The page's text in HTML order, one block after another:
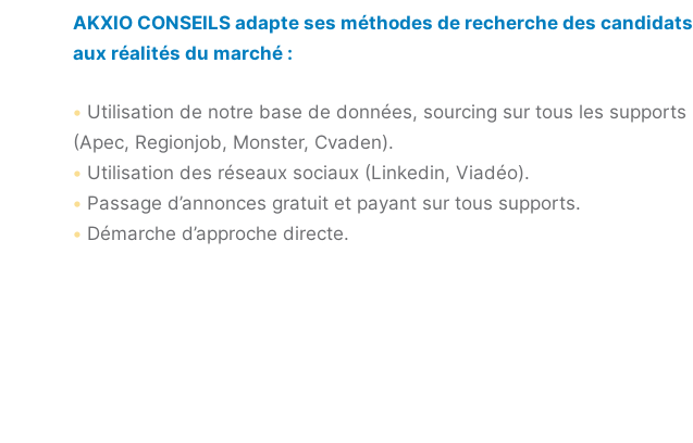
AKXIO CONSEILS adapte ses méthodes de recherche des candidats
aux réalités du marché :
• Utilisation de notre base de données, sourcing sur tous les supports
(Apec, Regionjob, Monster, Cvaden).
• Utilisation des réseaux sociaux (Linkedin, Viadéo).
• Passage d’annonces gratuit et payant sur tous supports.
• Démarche d’approche directe.